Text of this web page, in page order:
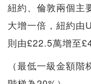
紐約、倫敦兩個主
大增一倍，紐約由
則由£22.5萬增至
（最低一級金額